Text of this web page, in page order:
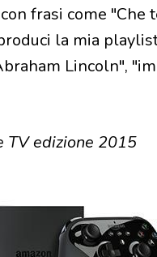
frasi come "Che
la mia playlist
Lincoln",
TV edizione 2015